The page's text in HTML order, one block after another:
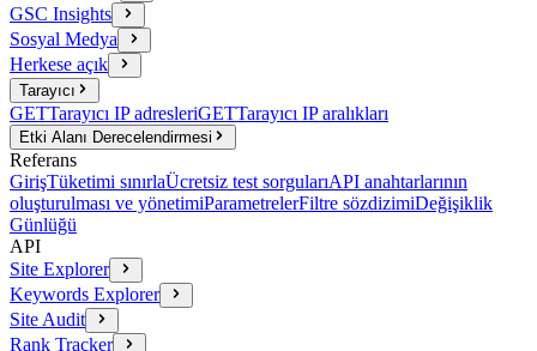
GSC Insights
Sosyal Medya
Herkese açık
Tarayıcı
GETTarayıcı IP adresleriGETTarayıcı IP aralıkları
Etki Alanı Derecelendirmesi
Referans
GirişTüketimi sınırlaÜcretsiz test sorgularıAPI anahtarlarının
oluşturulması ve yönetimiParametrelerFiltre sözdizimiDeğişiklik
Günlüğü
API
Site Explorer
Keywords Explorer
Site Audit
Rank Tracker